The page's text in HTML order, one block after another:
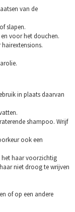
van de
slapen.
voor het douchen.
in plaats daarvan
shampoo. Wrijf
ook een
het haar voorzichtig
niet droog te wrijven
of op een andere